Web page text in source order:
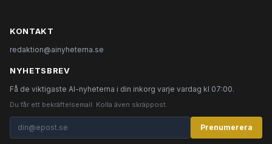
KONTAKT
redaktion@ainyheterna.se
NYHETSBREV
Få de viktigaste AI-nyheterna i din inkorg varje vardag kl 07:00.
Du får ett bekräftelsemail. Kolla även skräppost.
Prenumerera